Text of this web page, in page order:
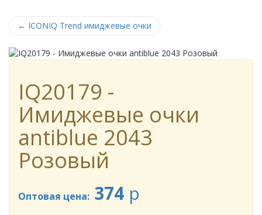
← ICONIQ Trend имиджевые очки
IQ20179 -
Имиджевые очки
antiblue 2043
Розовый
Оптовая цена: 374 p